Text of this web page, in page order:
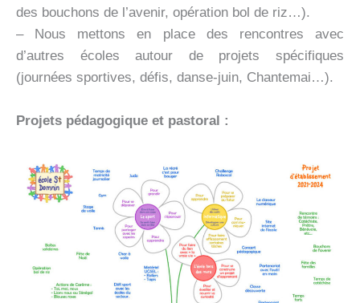
des bouchons de l’avenir, opération bol de riz…).
– Nous mettons en place des rencontres avec
d’autres écoles autour de projets spécifiques
(journées sportives, défis, danse-juin, Chantemai…).
Projets pédagogique et pastoral :